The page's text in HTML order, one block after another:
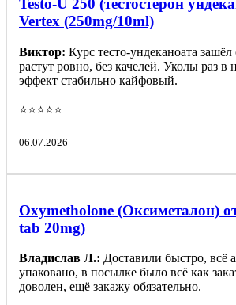
Testo-U 250 (тестостерон
Vertex (250mg/10ml)
Виктор: Курс тесто-ундеканоата
растут ровно, без качелей. Уколы раз
эффект стабильно кайфовый.
⭐️⭐️⭐️⭐️⭐️
06.07.2026
Oxymetholone (Оксиметалон)
tab 20mg)
Владислав Л.: Доставили быстро, всё
упаковано, в посылке было всё как
доволен, ещё закажу обязательно.